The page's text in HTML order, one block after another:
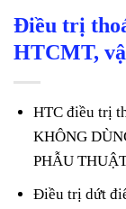
Điều trị
HTCMT,
HTC điều trị
KHÔNG
PHẪU
Điều trị dứt